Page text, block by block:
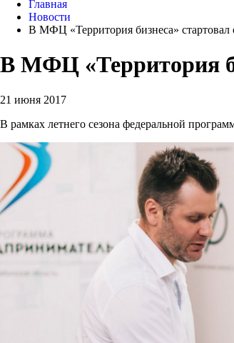
Главная
Новости
В МФЦ «Территория бизнеса» стартовал
В МФЦ «Территория
21 июня 2017
В рамках летнего сезона федеральной